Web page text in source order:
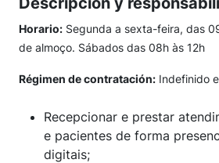
Horario: Segunda a sexta-feira, das
de almoço. Sábados das 08h às 12h
Régimen de contratación: Indefinido
Recepcionar e prestar
e pacientes de forma
digitais;